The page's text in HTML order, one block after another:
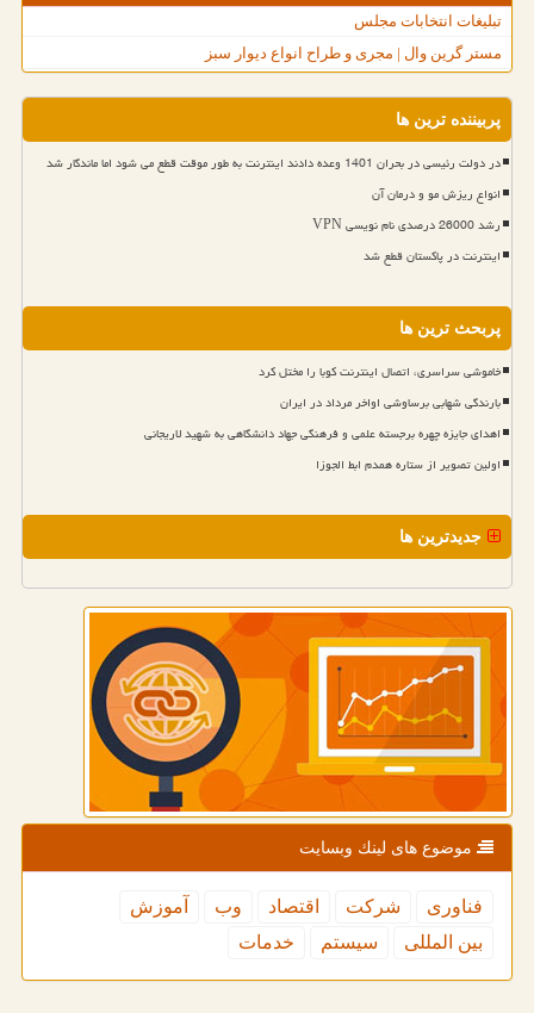
تبلیغات انتخابات مجلس
مستر گرین وال | مجری و طراح انواع دیوار سبز
پربیننده ترین ها
در دولت رئیسی در بحران 1401 وعده دادند اینترنت به طور موقت قطع می شود اما ماندگار شد
انواع ریزش مو و درمان آن
رشد 26000 درصدی نام نویسی VPN
اینترنت در پاکستان قطع شد
پربحث ترین ها
خاموشی سراسری، اتصال اینترنت کوبا را مختل کرد
بارندگی شهابی برساوشی اواخر مرداد در ایران
اهدای جایزه چهره برجسته علمی و فرهنگی جهاد دانشگاهی به شهید لاریجانی
اولین تصویر از ستاره همدم ابط الجوزا
جدیدترین ها
موضوع های لینك وبسایت
فناوری شركت اقتصاد وب
آموزش
بین المللی
سیستم خدمات